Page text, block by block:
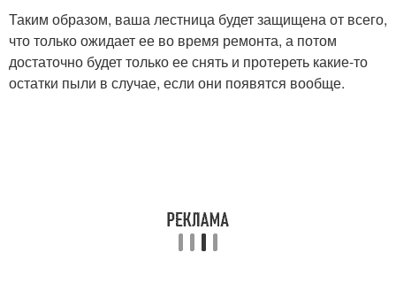
Таким образом, ваша лестница будет защищена от всего,
что только ожидает ее во время ремонта, а потом
достаточно будет только ее снять и протереть какие-то
остатки пыли в случае, если они появятся вообще.